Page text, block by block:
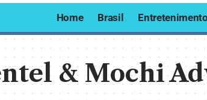
Home Brasil Entretenimento
& Mochi